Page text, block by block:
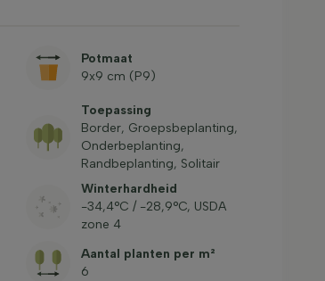
Potmaat
9x9 cm (P9)
Toepassing
Border, Groepsbeplanting,
Onderbeplanting,
Randbeplanting, Solitair
Winterhardheid
-34,4°C / -28,9°C, USDA
zone 4
Aantal planten per m²
6